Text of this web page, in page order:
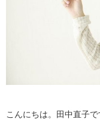
こんにちは。田中直子で